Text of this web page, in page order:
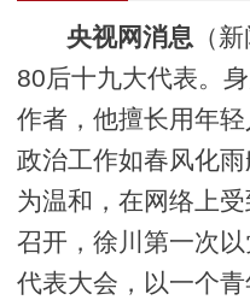
央视网消息 （
80后十九大代表。
作者，他擅长用年
政治工作如春风化
为温和，在网络上
召开，徐川第一次
代表大会，以一个